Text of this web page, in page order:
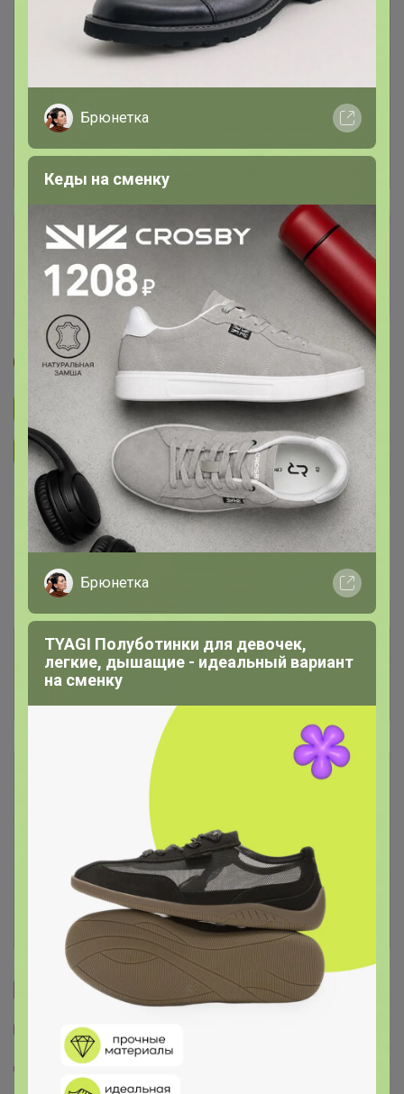
Сбор заказов в данной закупке
завершен
Перейти к текущей закупке
Странница
Подписаться на закупку 281
Подписаться на организатора 1.7K
В архиве
—
Ожидание ~ 25 дней
Комментарии к лотам
Условия участия
Ключевые даты
История проведённых выкупов
Cтраничка организатора
Другие СП организатора Странница
Пристрой организатора Странница
Брюнетка
Кеды на сменку
Брюнетка
TYAGI Полуботинки для девочек,
легкие, дышащие - идеальный вариант
на сменку